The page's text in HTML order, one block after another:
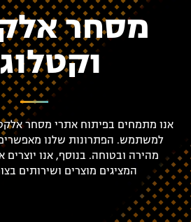
מסחר
אנו מתמחים בפיתוח אתרי מסחר
למשתמש. הפתרונות שלנו מאפשרים
מהירה ובטוחה. בנוסף, אנו יוצרים
המציגים מוצרים ושירותים